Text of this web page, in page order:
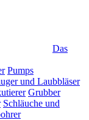
Das
Pumps
und Laubbläser
Grubber
Schläuche und